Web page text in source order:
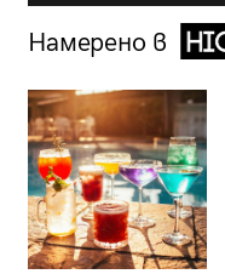
Намерено в